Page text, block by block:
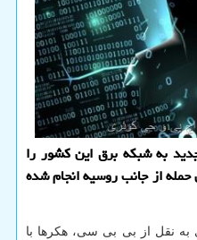
به شبکه برق این کشور را
از جانب روسیه انجام شده
نقل از بی بی سی، هکرها با